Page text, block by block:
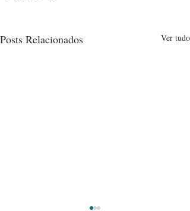
Posts Relacionados Ver tudo